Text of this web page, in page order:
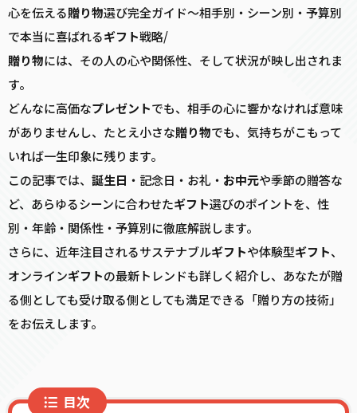
心を伝える贈り物選び完全ガイド〜相手別・シーン別・予算別
で本当に喜ばれるギフト戦略/
贈り物には、その人の心や関係性、そして状況が映し出されま
す。
どんなに高価なプレゼントでも、相手の心に響かなければ意味
がありませんし、たとえ小さな贈り物でも、気持ちがこもって
いれば一生印象に残ります。
この記事では、 誕生日 ・記念日・お礼・ お中元や季節の贈答な
ど、あらゆるシーンに合わせたギフト選びのポイントを、性
別・年齢・関係性・予算別に徹底解説します。
さらに、近年注目されるサステナブルギフトや体験型ギフト、
オンラインギフトの最新トレンドも詳しく紹介し、あなたが贈
る側としても受け取る側としても満足できる「贈り方の技術」
をお伝えします。
目次